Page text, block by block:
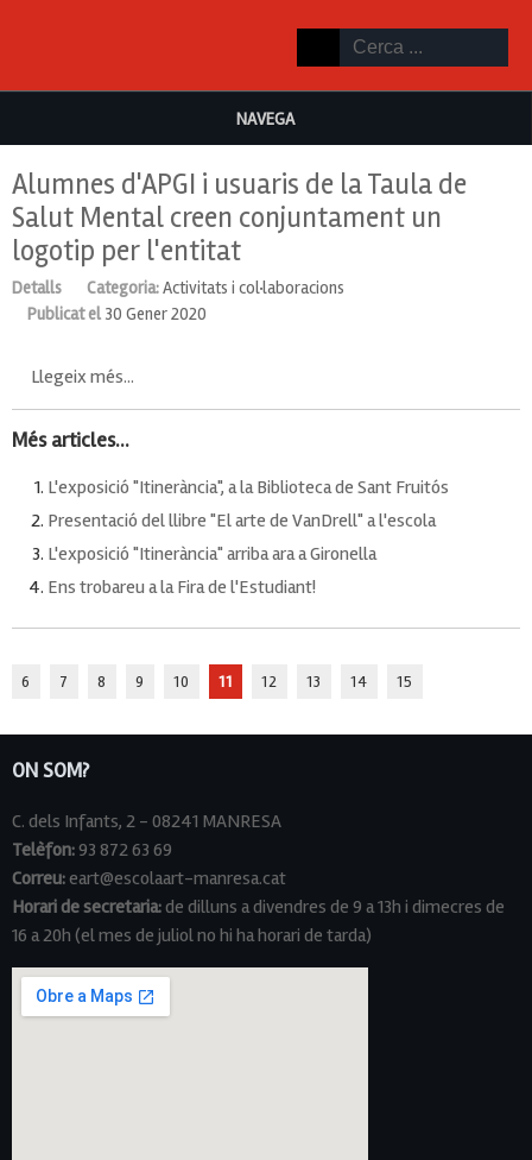
NAVEGA
Alumnes d'APGI i usuaris de la Taula de
Salut Mental creen conjuntament un
logotip per l'entitat
Detalls Categoria:Activitats i col·laboracions
Publicat el 30 Gener 2020
Llegeix més...
Més articles...
L'exposició "Itinerància", a la Biblioteca de Sant Fruitós
Presentació del llibre "El arte de VanDrell" a l'escola
L'exposició "Itinerància" arriba ara a Gironella
Ens trobareu a la Fira de l'Estudiant!
6 7 8 9 10 11 12 13 14 15
ON SOM?
C. dels Infants, 2 - 08241 MANRESA
Telèfon:93 872 63 69
Correu: eart@escolaart-manresa.cat
Horari de secretaria:de dilluns a divendres de 9 a 13h i dimecres de
16 a 20h (el mes de juliol no hi ha horari de tarda)